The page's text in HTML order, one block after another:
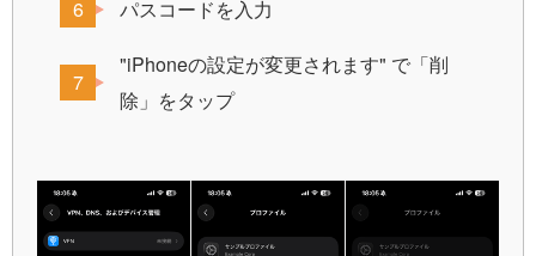
パスコードを入力
"iPhoneの設定が変更されます" で「削
除」をタップ